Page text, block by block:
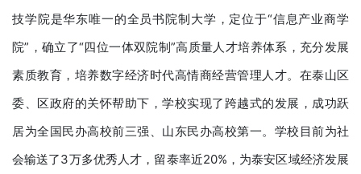
技学院是华东唯一的全员书院制大学，定位于“信息产业商学
院”，确立了“四位一体双院制”高质量人才培养体系，充分发展
素质教育，培养数字经济时代高情商经营管理人才。在泰山区
委、区政府的关怀帮助下，学校实现了跨越式的发展，成功跃
居为全国民办高校前三强、山东民办高校第一。学校目前为社
会输送了3万多优秀人才，留泰率近20%，为泰安区域经济发展